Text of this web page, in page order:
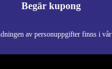
Begär kupong
av personuppgifter finns i vår
NEW.